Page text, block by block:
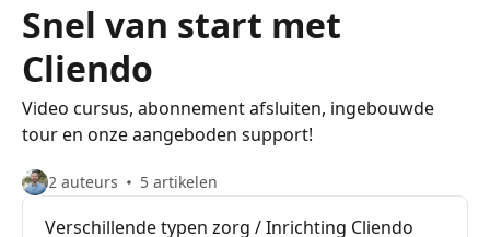
Snel van start met
Cliendo
Video cursus, abonnement afsluiten, ingebouwde
tour en onze aangeboden support!
2 auteurs 5 artikelen
Verschillende typen zorg / Inrichting Cliendo